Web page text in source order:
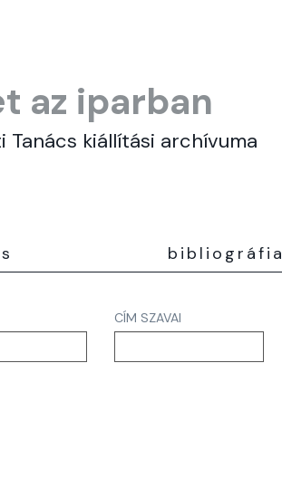
az iparban
Tanács kiállítási archívuma
bibliográfia
CÍM SZAVAI